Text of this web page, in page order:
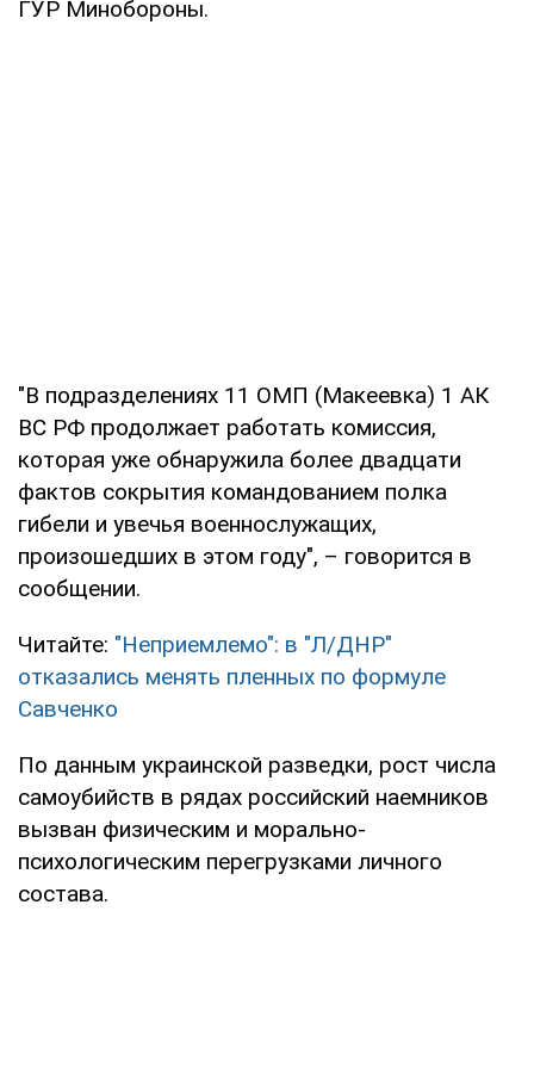
ГУР Минобороны.
"В подразделениях 11 ОМП (Макеевка) 1 АК
ВС РФ продолжает работать комиссия,
которая уже обнаружила более двадцати
фактов сокрытия командованием полка
гибели и увечья военнослужащих,
произошедших в этом году", – говорится в
сообщении.
Читайте: "Неприемлемо": в "Л/ДНР"
отказались менять пленных по формуле
Савченко
По данным украинской разведки, рост числа
самоубийств в рядах российский наемников
вызван физическим и морально-
психологическим перегрузками личного
состава.